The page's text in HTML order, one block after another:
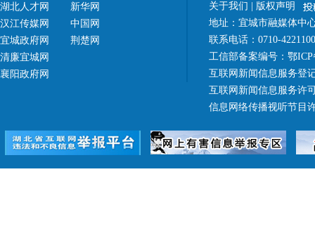
湖北人才网
汉江传媒网
宜城政府网
清廉宜城网
襄阳政府网
新华网
中国网
荆楚网
关于我们
版权声明
地址：宜城市融媒体中
联系电话：0710-
工信部备案编号： 鄂ICP
互联网新闻信息服务登
互联网新闻信息服务许
信息网络传播视听节目